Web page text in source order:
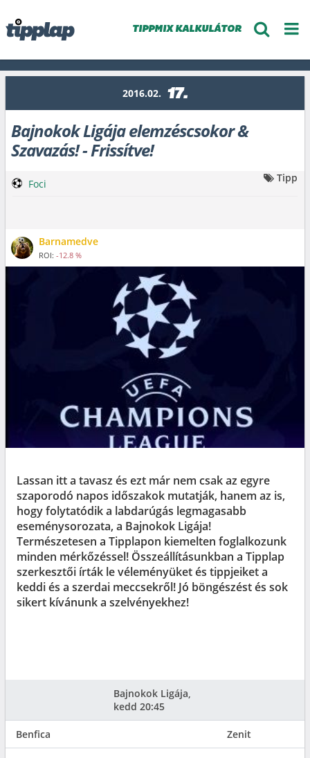
TIPPMIX KALKULÁTOR
2016.02. 17.
Bajnokok Ligája elemzéscsokor &
Szavazás! - Frissítve!
Barnamedve
ROI: -12.8 %
Foci Tipp
Lassan itt a tavasz és ezt már nem csak az egyre
szaporodó napos időszakok mutatják, hanem az is,
hogy folytatódik a labdarúgás legmagasabb
eseménysorozata, a Bajnokok Ligája!
Természetesen a Tipplapon kiemelten foglalkozunk
minden mérkőzéssel! Összeállításunkban a Tipplap
szerkesztői írták le véleményüket és tippjeiket a
keddi és a szerdai meccsekről! Jó böngészést és sok
sikert kívánunk a szelvényekhez!
Bajnokok Ligája,
kedd 20:45
Benfica Zenit